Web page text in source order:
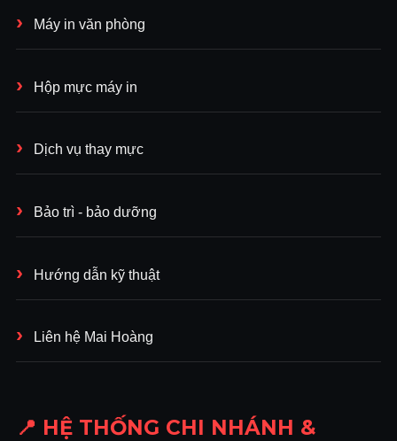
Máy in văn phòng
Hộp mực máy in
Dịch vụ thay mực
Bảo trì - bảo dưỡng
Hướng dẫn kỹ thuật
Liên hệ Mai Hoàng
📍 HỆ THỐNG CHI NHÁNH &